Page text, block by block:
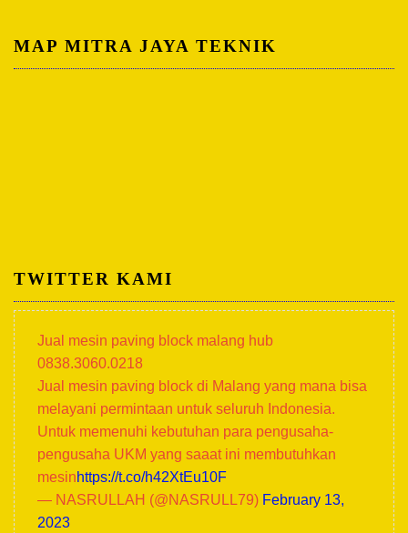
MAP MITRA JAYA TEKNIK
TWITTER KAMI
Jual mesin paving block malang hub
0838.3060.0218
Jual mesin paving block di Malang yang mana bisa
melayani permintaan untuk seluruh Indonesia.
Untuk memenuhi kebutuhan para pengusaha-
pengusaha UKM yang saaat ini membutuhkan
mesinhttps://t.co/h42XtEu10F
— NASRULLAH (@NASRULL79) February 13,
2023